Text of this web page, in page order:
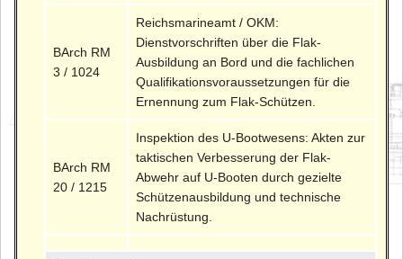
BArch RM
3 / 1024
Reichsmarineamt / OKM:
Dienstvorschriften über die Flak-
Ausbildung an Bord und die fachlichen
Qualifikationsvoraussetzungen für die
Ernennung zum Flak-Schützen.
BArch RM
20 / 1215
Inspektion des U-Bootwesens: Akten zur
taktischen Verbesserung der Flak-
Abwehr auf U-Booten durch gezielte
Schützenausbildung und technische
Nachrüstung.